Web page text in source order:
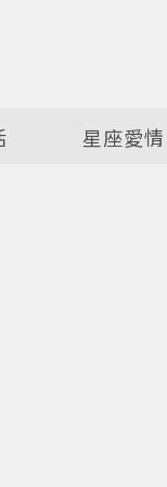
星座愛情